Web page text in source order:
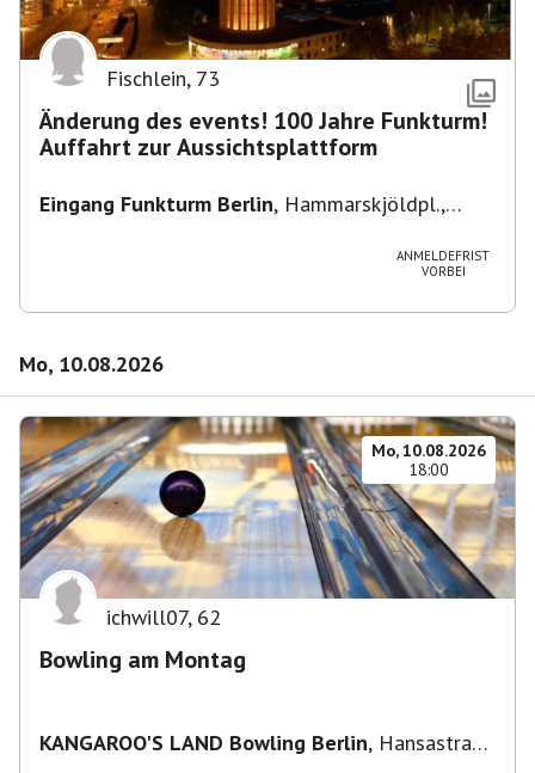
Fischlein, 73
Änderung des events! 100 Jahre Funkturm!
Auffahrt zur Aussichtsplattform
Eingang Funkturm Berlin, Hammarskjöldpl.,
ANMELDEFRIST
VORBEI
Mo, 10.08.2026
Mo, 10.08.2026
18:00
ichwill07, 62
Bowling am Montag
KANGAROO'S LAND Bowling Berlin, Hansastraße